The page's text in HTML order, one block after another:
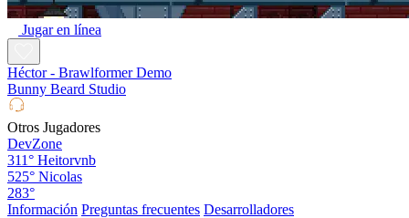
Jugar en línea
Héctor - Brawlformer Demo
Bunny Beard Studio
Otros Jugadores
DevZone
311° Heitorvnb
525° Nicolas
283°
Información Preguntas frecuentes Desarrolladores